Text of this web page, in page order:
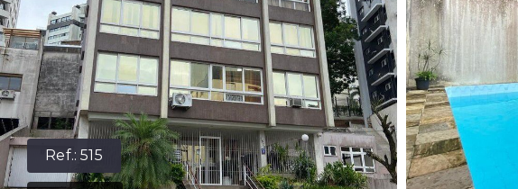
Ref.:515